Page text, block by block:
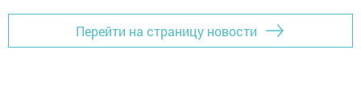
Перейти на страницу новости